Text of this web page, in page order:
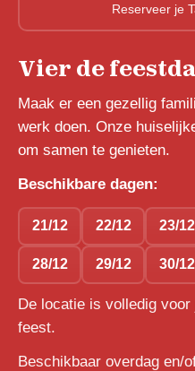
Reserveer je
Vier de
Maak er een gezellig
werk doen. Onze
om samen te genieten.
Beschikbare dagen:
21/12 22/12 23/12
28/12 29/12 30/12
De locatie is volledig
feest.
Beschikbaar overdag en/